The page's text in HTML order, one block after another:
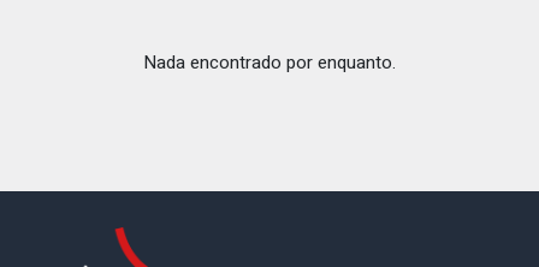
Nada encontrado por enquanto.